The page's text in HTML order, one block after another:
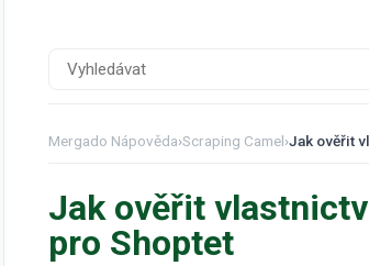
Mergado Nápověda›Scraping Camel›Jak ověřit
Jak ověřit
pro Shoptet